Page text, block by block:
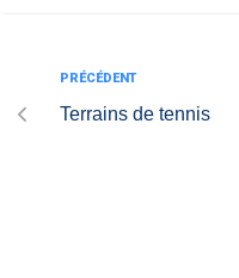
PRÉCÉDENT
Terrains de tennis